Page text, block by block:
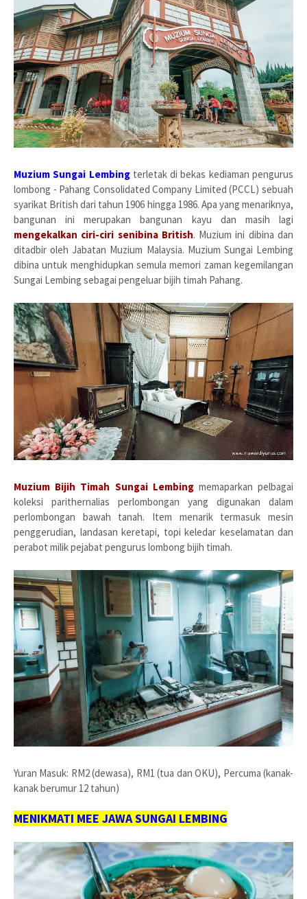
Muzium Sungai Lembingterletak di bekas kediaman pengurus
lombong - Pahang Consolidated Company Limited (PCCL) sebuah
syarikat British dari tahun 1906 hingga 1986. Apa yang menariknya,
bangunan ini merupakan bangunan kayu dan masih lagi
mengekalkan ciri-ciri senibina British. Muzium ini dibina dan
ditadbir oleh Jabatan Muzium Malaysia. Muzium Sungai Lembing
dibina untuk menghidupkan semula memori zaman kegemilangan
Sungai Lembing sebagai pengeluar bijih timah Pahang.
Muzium Bijih Timah Sungai Lembingmemaparkan pelbagai
koleksi parithernalias perlombongan yang digunakan dalam
perlombongan bawah tanah. Item menarik termasuk mesin
penggerudian, landasan keretapi, topi keledar keselamatan dan
perabot milik pejabat pengurus lombong bijih timah.
Yuran Masuk: RM2 (dewasa), RM1 (tua dan OKU), Percuma (kanak-
kanak berumur 12 tahun)
MENIKMATI MEE JAWA SUNGAI LEMBING